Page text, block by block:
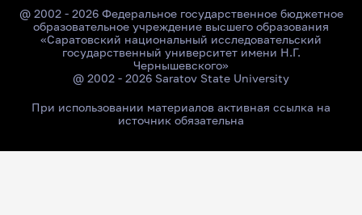
@ 2002 - 2026 Федеральное государственное бюджетное
образовательное учреждение высшего образования
«Саратовский национальный исследовательский
государственный университет имени Н.Г.
Чернышевского»
@ 2002 - 2026 Saratov State University
При использовании материалов активная ссылка на
источник обязательна